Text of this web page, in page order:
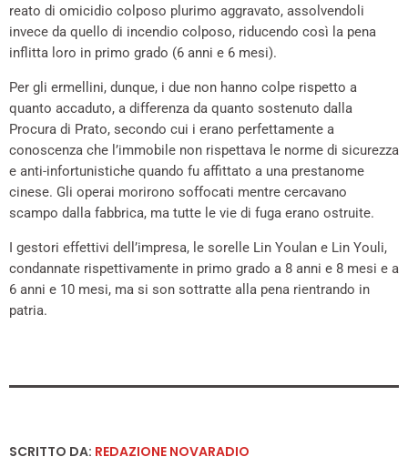
reato di omicidio colposo plurimo aggravato, assolvendoli
invece da quello di incendio colposo, riducendo così la pena
inflitta loro in primo grado (6 anni e 6 mesi).
Per gli ermellini, dunque, i due non hanno colpe rispetto a
quanto accaduto, a differenza da quanto sostenuto dalla
Procura di Prato, secondo cui i erano perfettamente a
conoscenza che l’immobile non rispettava le norme di sicurezza
e anti-infortunistiche quando fu affittato a una prestanome
cinese. Gli operai morirono soffocati mentre cercavano
scampo dalla fabbrica, ma tutte le vie di fuga erano ostruite.
I gestori effettivi dell’impresa, le sorelle Lin Youlan e Lin Youli,
condannate rispettivamente in primo grado a 8 anni e 8 mesi e a
6 anni e 10 mesi, ma si son sottratte alla pena rientrando in
patria.
SCRITTO DA: REDAZIONE NOVARADIO